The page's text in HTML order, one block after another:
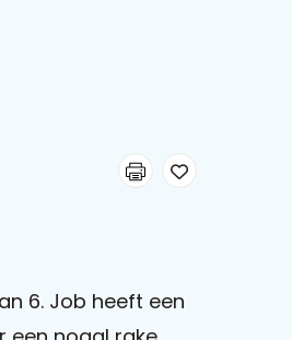
6. Job heeft een